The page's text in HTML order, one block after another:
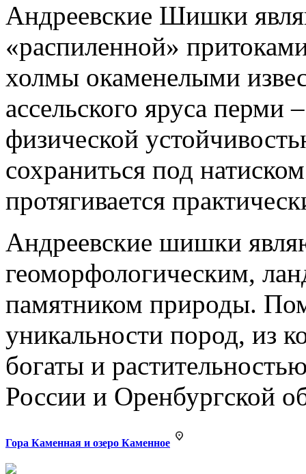
Андреевские Шишки
«распиленной»
холмы окаменелыми
ассельского яруса
физической
сохраниться под
протягивается
Андреевские шишки
геоморфологическим,
памятником природы.
уникальности пород, из
богаты и
России и Оренбургской
Гора Каменная и озеро Каменное